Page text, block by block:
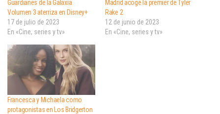
Guardianes de la Galaxia
Volumen 3 aterriza en Disney+
17 de julio de 2023
En «Cine, series y tv»
Madrid acoge la premier de Tyler
Rake 2
12 de junio de 2023
En «Cine, series y tv»
Francesca y Michaela como
protagonistas en Los Bridgerton